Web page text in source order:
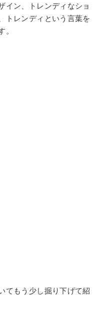
イン、トレンディなショ
トレンディという言葉を
。
てもう少し掘り下げて紹